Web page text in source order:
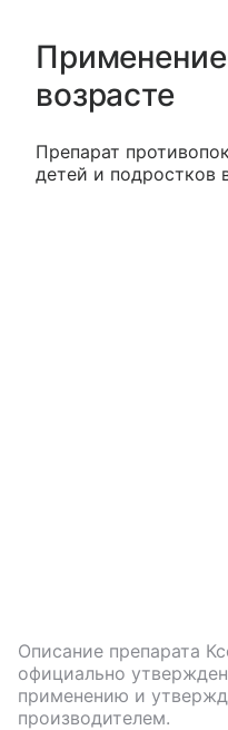
возрасте
Препарат
детей и подростков
Описание препарата
официально
применению и
производителем.